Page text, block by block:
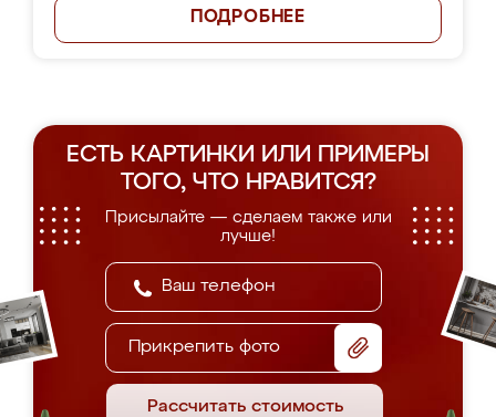
ПОДРОБНЕЕ
ЕСТЬ КАРТИНКИ ИЛИ ПРИМЕРЫ
ТОГО, ЧТО НРАВИТСЯ?
Присылайте — сделаем также или
лучше!
Прикрепить фото
Рассчитать стоимость